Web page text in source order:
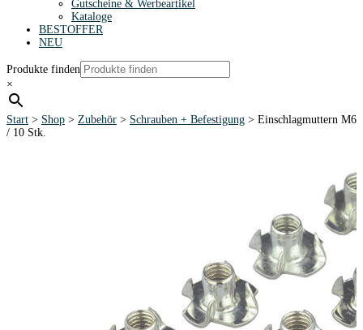
Gutscheine & Werbeartikel
Kataloge
BESTOFFER
NEU
Produkte finden
×
Start > Shop > Zubehör > Schrauben + Befestigung > Einschlagmuttern M6
/ 10 Stk.